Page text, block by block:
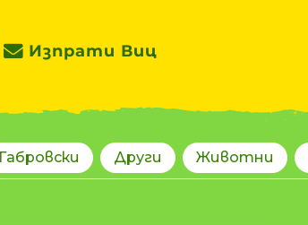
Изпрати Виц
Габровски Други Животни